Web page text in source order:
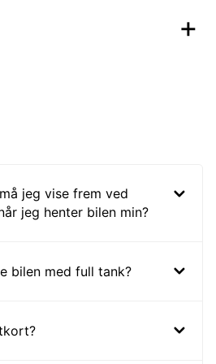
jeg vise frem ved
jeg henter bilen min?
bilen med full tank?